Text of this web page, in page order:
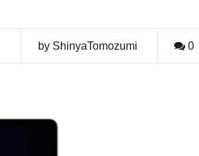
by ShinyaTomozumi 0